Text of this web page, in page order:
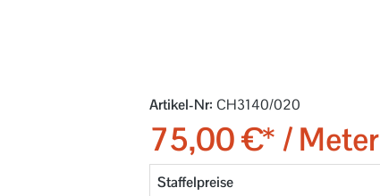
Artikel-Nr: CH3140/020
75,00 €* / Meter
Staffelpreise